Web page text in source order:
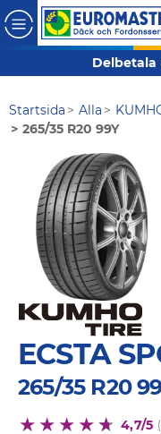
Startsida Alla
265/35 R20 99Y
ECSTA
265/35 R20
4,7/5